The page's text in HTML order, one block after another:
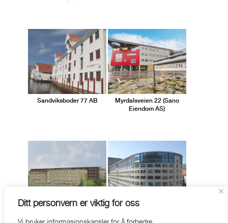
Ditt personvern er viktig for oss
Vi bruker informasjonskapsler for å forbedre
Sandviksboder 77 AB
Myrdalsveien 22 (Sano
Eiendom AS)